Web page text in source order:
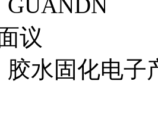
议
胶水固化电子